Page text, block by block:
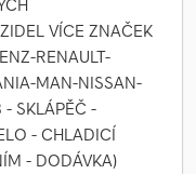
VÍCE ZNAČEK
RENAULT-
MAN-NISSAN-
- SKLÁPĚČ -
- CHLADICÍ
- DODÁVKA)